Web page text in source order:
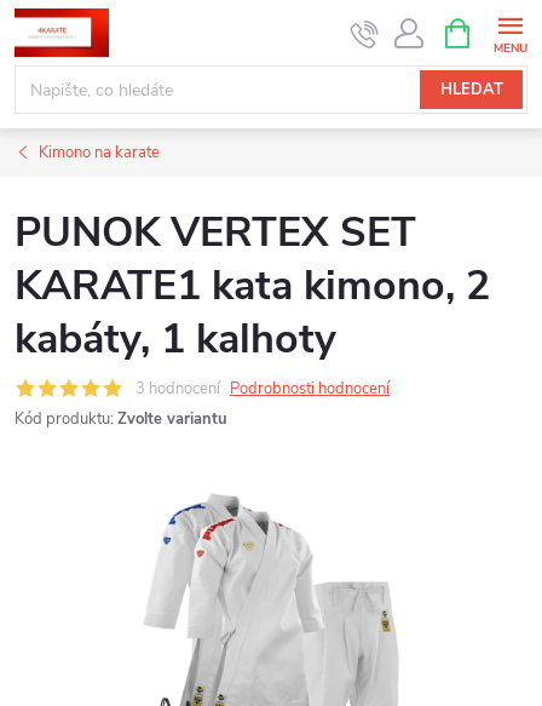
Přejít
na
obsah
HLEDAT
NÁKUPNÍ
KOŠÍK
Kimono na karate
PUNOK VERTEX SET
KARATE1 kata kimono, 2
kabáty, 1 kalhoty
3 hodnocení Podrobnosti hodnocení
Kód produktu: Zvolte variantu